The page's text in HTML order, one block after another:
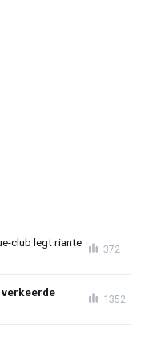
club legt riante
372
verkeerde
1352